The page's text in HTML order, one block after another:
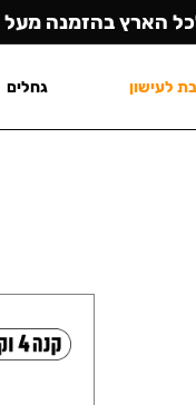
הארץ בהזמנה מעל ₪449
לעישון גחלים